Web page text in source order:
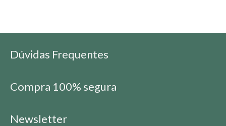
Dúvidas Frequentes
Compra 100% segura
Newsletter